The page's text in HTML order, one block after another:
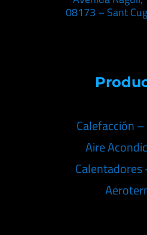
08173 – Sant
Calefacción
Aire
Calentadores